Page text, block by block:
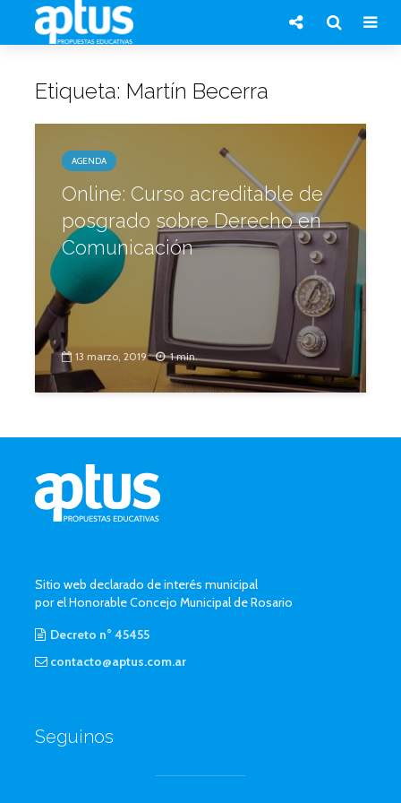
Etiqueta: Martín Becerra
AGENDA
Online: Curso acreditable de
posgrado sobre Derecho en
Comunicación
13 marzo, 2019 1 min.
Sitio web declarado de interés municipal
por el Honorable Concejo Municipal de Rosario
Decreto n° 45455
contacto@aptus.com.ar
Seguinos